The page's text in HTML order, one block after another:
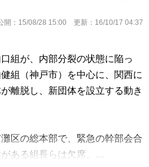
開： 15/08/28 15:00 更新： 16/10/17 04:37
組が、内部分裂の状態に陥っ
組（神戸市）を中心に、関西に
離脱し、新団体を設立する動き
区の総本部で、緊急の幹部会合
ある組長らは欠席。…